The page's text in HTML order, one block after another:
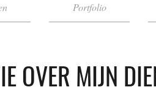
Portfolio
OVER MIJN